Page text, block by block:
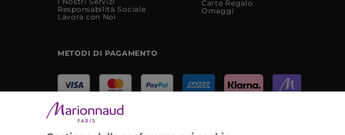
Responsabilità Sociale
Lavora con Noi
Carte Regalo
Omaggi
METODI DI PAGAMENTO
Marionnaud Parfumeries Italia S.r.l.
Largo Fiera Milano 5, 20017 Rho (MI)